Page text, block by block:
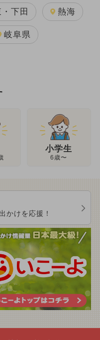
下田 熱海
岐阜県
小学生
6歳〜
かけを応援！